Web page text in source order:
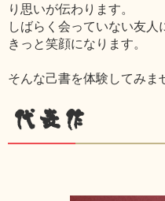
り思いが伝わります。
しばらく会っていない友人
きっと笑顔になります。
そんな己書を体験してみま
代表作